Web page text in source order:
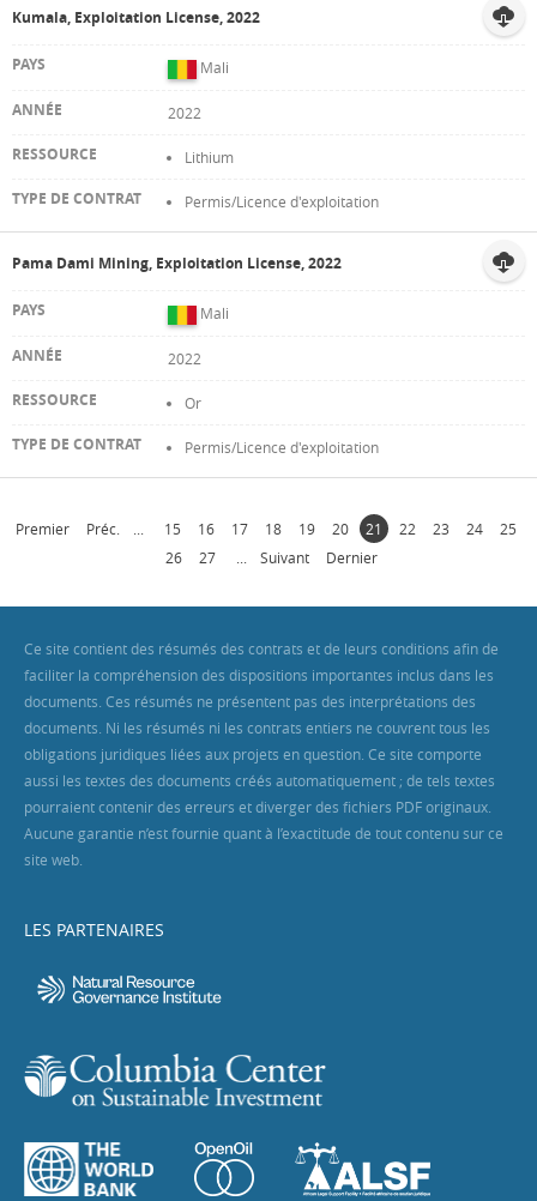
Kumala, Exploitation License, 2022
Mali
2022
Lithium
Permis/Licence d'exploitation
Pama Dami Mining, Exploitation License, 2022
Mali
2022
Or
Permis/Licence d'exploitation
Premier Préc. 15 16 17 18 19 20 21 22 23 24
25
26
27 Suivant Dernier
Ce site contient des résumés des contrats et de leurs conditions afin de
faciliter la compréhension des dispositions importantes inclus dans les
documents. Ces résumés ne présentent pas des interprétations des
documents. Ni les résumés ni les contrats entiers ne couvrent tous les
obligations juridiques liées aux projets en question. Ce site comporte
aussi les textes des documents créés automatiquement ; de tels textes
pourraient contenir des erreurs et diverger des fichiers PDF originaux.
Aucune garantie n’est fournie quant à l’exactitude de tout contenu sur ce
site web.
LES PARTENAIRES